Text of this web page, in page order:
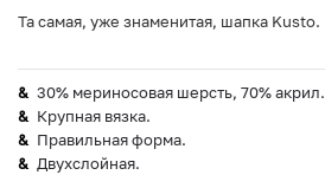
Та самая, уже знаменитая, шапка Kusto.
30% мериносовая шерсть, 70% акрил.
Крупная вязка.
Правильная форма.
Двухслойная.